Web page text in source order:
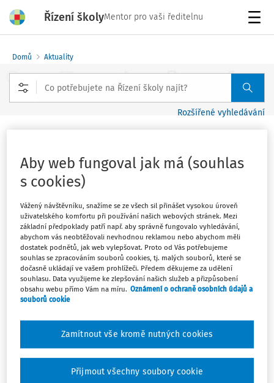
Řízení školyMentor pro vaši ředitelnu
Domů Aktuality
Rozšířené vyhledávání
školy 218 milionů
Vydáno:29. 1. 2023
Zdroj:MŠMT
Prostřednictvím krajských úřadů bude v souvislosti s
financováním pozic ukrajinských asistentů pedagoga ve
veřejných školách na období leden-srpen 2023
rozděleno cca 218 milionů korun. Bude tak podpořeno
celkem 552 škol ze všech krajů, přičemž největší objem
prostředků směřuje do Prahy a Středočeského kraje.
Výše přidělených finančních prostředků vyplývá z výsledků
mimořádného šetření, které se ve školách uskutečnilo ve
dnech 16. - 20. 1. 2023. V rámci tohoto šetření mohly školy
Aby web fungoval jak má (souhlas
s cookies)
Vážený návštěvníku, snažíme se ze všech sil přinášet vysokou úroveň
uživatelského komfortu při používání našich webových stránek. Mezi
základní předpoklady patří např. aby správně fungovalo vyhledávání,
abychom vás neobtěžovali nevhodnou reklamou nebo abychom měli
dostatek podnětů, jak web vylepšovat. Proto od Vás potřebujeme
souhlas se zpracováním souborů cookies, tj. malých souborů, které se
dočasně ukládají ve vašem prohlížeči. Předem děkujeme za udělení
souhlasu. Data využijeme ke zlepšování našich služeb a přizpůsobení
obsahu webu přímo Vám na míru. Oznámení o ochraně osobních údajů a
souborů cookie
Zamítnout vše kromě nutných cookies
Přijmout všechny soubory cookie